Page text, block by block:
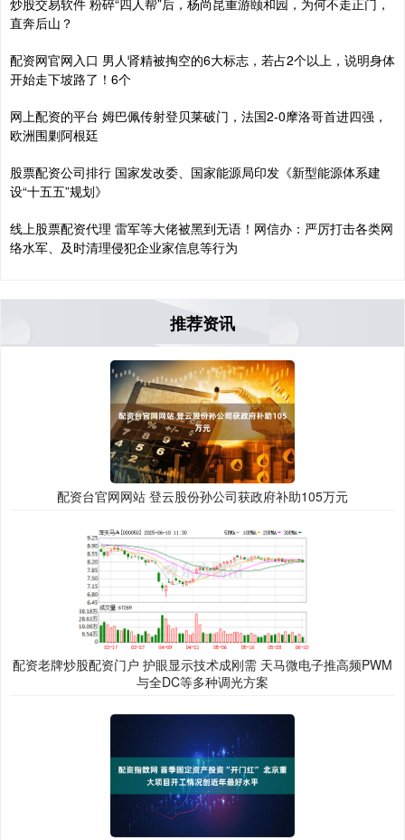
炒股交易软件 粉碎“四人帮”后，杨尚昆重游颐和园，为何不走正门，
直奔后山？
配资网官网入口 男人肾精被掏空的6大标志，若占2个以上，说明身体
开始走下坡路了！6个
网上配资的平台 姆巴佩传射登贝莱破门，法国2-0摩洛哥首进四强，
欧洲围剿阿根廷
股票配资公司排行 国家发改委、国家能源局印发《新型能源体系建
设“十五五”规划》
线上股票配资代理 雷军等大佬被黑到无语！网信办：严厉打击各类网
络水军、及时清理侵犯企业家信息等行为
推荐资讯
配资台官网网站 登云股份孙公司获政府补助105万元
配资老牌炒股配资门户 护眼显示技术成刚需 天马微电子推高频PWM
与全DC等多种调光方案